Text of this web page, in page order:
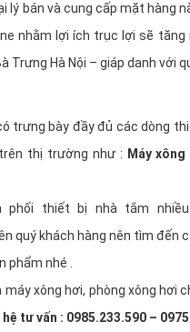
bán và cung cấp mặt hàng
nhằm lợi ích trục lợi sẽ
Trưng Hà Nội – giáp danh
trưng bày đầy đủ các dòng
thị trường như : Máy
thiết bị nhà tắm
quý khách hàng nên tìm
phẩm nhé .
máy xông hơi, phòng xông
tư vấn : 0985.233.590 –